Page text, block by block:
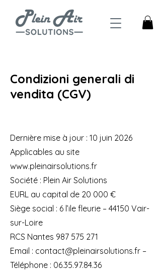
Condizioni generali di
vendita (CGV)
Dernière mise à jour : 10 juin 2026
Applicables au site
www.pleinairsolutions.fr
Société : Plein Air Solutions
EURL au capital de 20 000 €
Siège social : 6 l’ile fleurie – 44150 Vair-
sur-Loire
RCS Nantes 987 575 271
Email : contact@pleinairsolutions.fr –
Téléphone : 06.35.97.84.36